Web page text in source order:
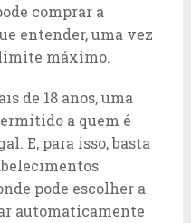
comprar a
entender, uma vez
máximo.
de 18 anos, uma
a quem é
E, para isso, basta
pode escolher a
automaticamente